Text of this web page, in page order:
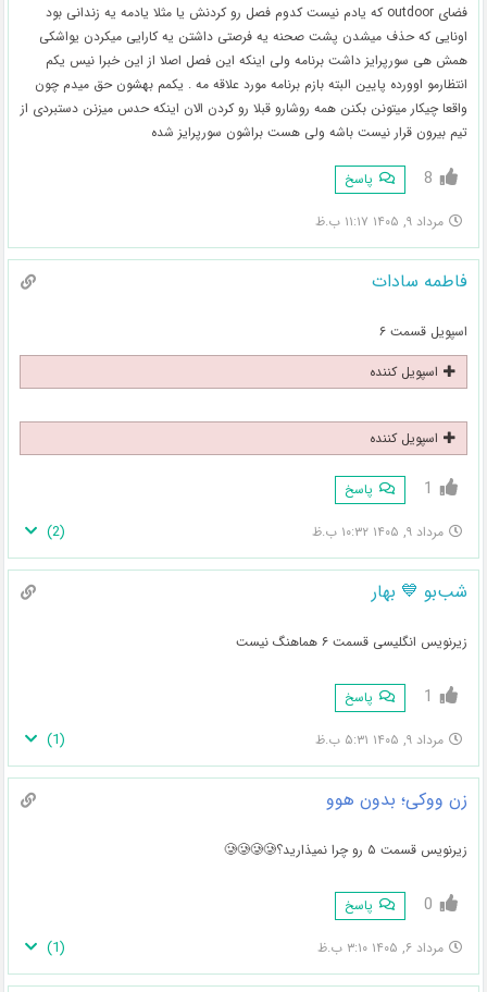
فضای outdoor که یادم نیست کدوم فصل رو کردنش یا مثلا یادمه یه زندانی بود
اونایی که حذف میشدن پشت صحنه یه فرصتی داشتن یه کارایی میکردن یواشکی
همش هی سورپرایز داشت برنامه ولی اینکه این فصل اصلا از این خبرا نیس یکم
انتظارمو اوورده پایین البته بازم برنامه مورد علاقه مه . یکمم بهشون حق میدم چون
واقعا چیکار میتونن بکنن همه روشارو قبلا رو کردن الان اینکه حدس میزنن دستبردی از
تیم بیرون قرار نیست باشه ولی هست براشون سورپرایز شده
8 پاسخ
مرداد ۹, ۱۴۰۵ ۱۱:۱۷ ب.ظ
فاطمه سادات
اسپویل قسمت ۶
اسپویل کننده
اسپویل کننده
1 پاسخ
مرداد ۹, ۱۴۰۵ ۱۰:۳۲ ب.ظ (
2
)
شب‌بو 💙 بهار
زیرنویس انگلیسی قسمت ۶ هماهنگ نیست
1 پاسخ
مرداد ۹, ۱۴۰۵ ۵:۳۱ ب.ظ (
1
)
زن ووکی؛ بدون هوو
زیرنویس قسمت ۵ رو چرا نمیذارید؟🥲🥲🥲🥲
0 پاسخ
مرداد ۶, ۱۴۰۵ ۳:۱۰ ب.ظ (
1
)